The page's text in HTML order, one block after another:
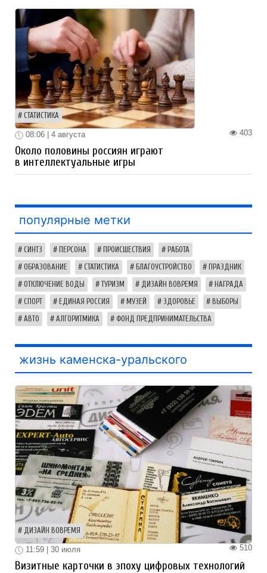
СТАТИСТИКА
403
08:06 | 4 августа
Около половины россиян играют
в интеллектуальные игры
популярные метки
СИНТЗ ПЕРСОНА ПРОИСШЕСТВИЯ РАБОТА
ОБРАЗОВАНИЕ СТАТИСТИКА БЛАГОУСТРОЙСТВО ПРАЗДНИК
ОТКЛЮЧЕНИЕ ВОДЫ ТУРИЗМ ДИЗАЙН ВОВРЕМЯ НАГРАДА
СПОРТ ЕДИНАЯ РОССИЯ МУЗЕЙ ЗДОРОВЬЕ ВЫБОРЫ
АВТО АЛГОРИТМИКА ФОНД ПРЕДПРИНИМАТЕЛЬСТВА
жизнь каменска-уральского
ДИЗАЙН ВОВРЕМЯ
510
11:59 | 30 июля
Визитные карточки в эпоху цифровых технологий